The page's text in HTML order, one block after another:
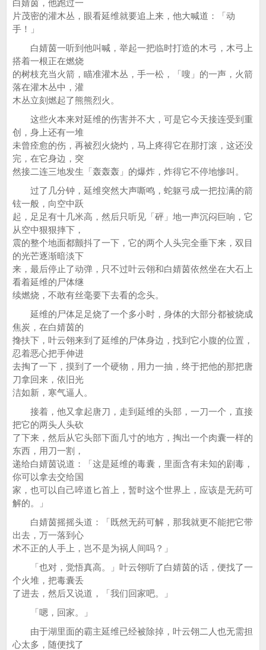
白婧茵，他跑过一
片茂密的灌木丛，眼看延维就要追上来，他大喊道：「动
手！」
白婧茵一听到他叫喊，举起一把临时打造的木弓，木弓上
搭着一根正在燃烧
的树枝充当火箭，瞄准灌木丛，手一松，「嗖」的一声，火箭
落在灌木丛中，灌
木丛立刻燃起了熊熊烈火。
这些火本来对延维的伤害并不大，可是它今天接连受到重
创，身上还有一堆
未曾痊愈的伤，再被烈火烧灼，马上疼得它在那打滚，这还没
完，在它身边，突
然接二连三地发生「轰轰轰」的爆炸，炸得它不停地惨叫。
过了几分钟，延维突然大声嘶鸣，蛇躯弓成一把拉满的箭
铉一般，向空中跃
起，足足有十几米高，然后只听见「砰」地一声沉闷巨响，它
从空中狠狠摔下，
震的整个地面都颤抖了一下，它的两个人头完全垂下来，双目
的光芒逐渐暗淡下
来，最后停止了动弹，只不过叶云翎和白婧茵依然坐在大石上
看着延维的尸体继
续燃烧，不敢有丝毫要下去看的念头。
延维的尸体足足烧了一个多小时，身体的大部分都被烧成
焦炭，在白婧茵的
搀扶下，叶云翎来到了延维的尸体身边，找到它小腹的位置，
忍着恶心把手伸进
去掏了一下，摸到了一个硬物，用力一抽，终于把他的那把唐
刀拿回来，依旧光
洁如新，寒气逼人。
接着，他又拿起唐刀，走到延维的头部，一刀一个，直接
把它的两头人头砍
了下来，然后从它头部下面几寸的地方，掏出一个肉囊一样的
东西，用刀一割，
递给白婧茵说道：「这是延维的毒囊，里面含有未知的剧毒，
你可以拿去交给国
家，也可以自己啐道匕首上，暂时这个世界上，应该是无药可
解的。」
白婧茵摇摇头道：「既然无药可解，那我就更不能把它带
出去，万一落到心
术不正的人手上，岂不是为祸人间吗？」
「也对，觉悟真高。」叶云翎听了白婧茵的话，便找了一
个火堆，把毒囊丢
了进去，然后又说道，「我们回家吧。」
「嗯，回家。」
由于湖里面的霸主延维已经被除掉，叶云翎二人也无需担
心太多，随便找了